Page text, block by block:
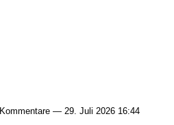
Kommentare — 29. Juli 2026 16:44